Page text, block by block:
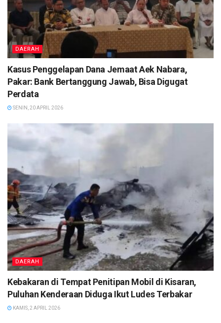
DAERAH
Kasus Penggelapan Dana Jemaat Aek Nabara,
Pakar: Bank Bertanggung Jawab, Bisa Digugat
Perdata
SENIN, 20 APRIL 2026
DAERAH
Kebakaran di Tempat Penitipan Mobil di Kisaran,
Puluhan Kenderaan Diduga Ikut Ludes Terbakar
KAMIS, 2 APRIL 2026